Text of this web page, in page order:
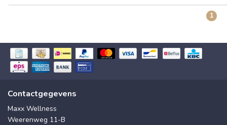
1
Contactgegevens
Maxx Wellness
Weerenweg 11-B